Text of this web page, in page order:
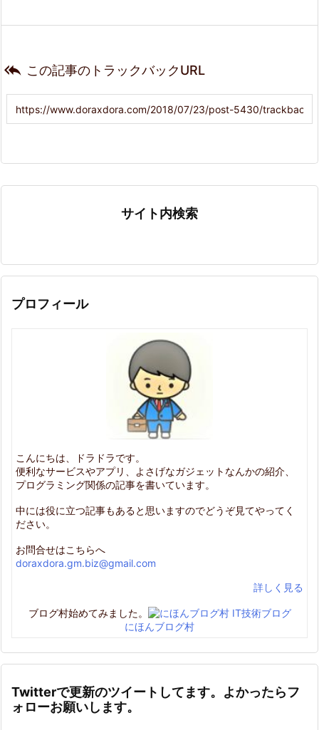
 この記事のトラックバックURL
サイト内検索
プロフィール
こんにちは、ドラドラです。
便利なサービスやアプリ、よさげなガジェットなんかの紹介、
プログラミング関係の記事を書いています。
中には役に立つ記事もあると思いますのでどうぞ見てやってく
ださい。
お問合せはこちらへ
doraxdora.gm.biz@gmail.com
詳しく見る
ブログ村始めてみました。
にほんブログ村
Twitterで更新のツイートしてます。よかったらフ
ォローお願いします。